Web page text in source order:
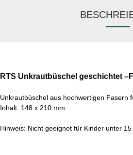
RTS Unkrautbüschel geschichtet
Unkrautbüschel aus hochwertigen Fasern
Inhalt: 148 x 210 mm
Hinweis: Nicht geeignet für Kinder unter